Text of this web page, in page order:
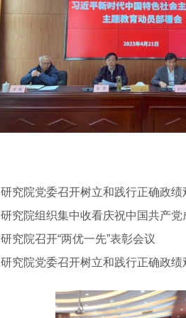
研究院组织集中收看庆祝中国共产
研究院召开“两优一先”表彰会议